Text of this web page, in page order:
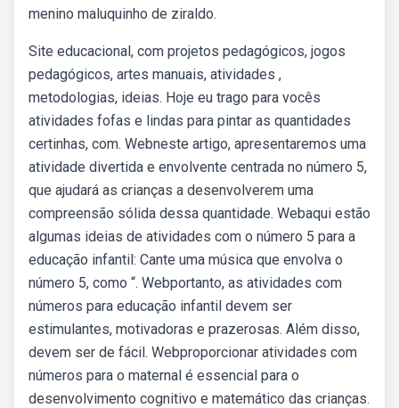
menino maluquinho de ziraldo.
Site educacional, com projetos pedagógicos, jogos
pedagógicos, artes manuais, atividades ,
metodologias, ideias. Hoje eu trago para vocês
atividades fofas e lindas para pintar as quantidades
certinhas, com. Webneste artigo, apresentaremos uma
atividade divertida e envolvente centrada no número 5,
que ajudará as crianças a desenvolverem uma
compreensão sólida dessa quantidade. Webaqui estão
algumas ideias de atividades com o número 5 para a
educação infantil: Cante uma música que envolva o
número 5, como “. Webportanto, as atividades com
números para educação infantil devem ser
estimulantes, motivadoras e prazerosas. Além disso,
devem ser de fácil. Webproporcionar atividades com
números para o maternal é essencial para o
desenvolvimento cognitivo e matemático das crianças.